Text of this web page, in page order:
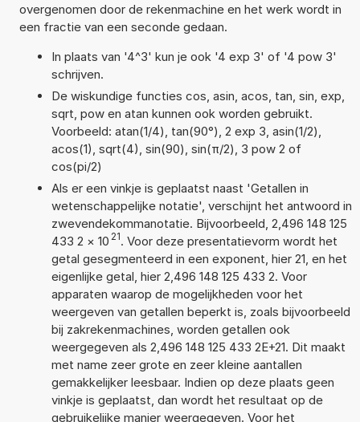
overgenomen door de rekenmachine en het werk wordt in
een fractie van een seconde gedaan.
In plaats van '4^3' kun je ook '4 exp 3' of '4 pow 3'
schrijven.
De wiskundige functies cos, asin, acos, tan, sin, exp,
sqrt, pow en atan kunnen ook worden gebruikt.
Voorbeeld: atan(1/4), tan(90°), 2 exp 3, asin(1/2),
acos(1), sqrt(4), sin(90), sin(π/2), 3 pow 2 of
cos(pi/2)
Als er een vinkje is geplaatst naast 'Getallen in
wetenschappelijke notatie', verschijnt het antwoord in
zwevendekommanotatie. Bijvoorbeeld, 2,496 148 125
433 2 × 10 21. Voor deze presentatievorm wordt het
getal gesegmenteerd in een exponent, hier 21, en het
eigenlijke getal, hier 2,496 148 125 433 2. Voor
apparaten waarop de mogelijkheden voor het
weergeven van getallen beperkt is, zoals bijvoorbeeld
bij zakrekenmachines, worden getallen ook
weergegeven als 2,496 148 125 433 2E+21. Dit maakt
met name zeer grote en zeer kleine aantallen
gemakkelijker leesbaar. Indien op deze plaats geen
vinkje is geplaatst, dan wordt het resultaat op de
gebruikelijke manier weergegeven. Voor het